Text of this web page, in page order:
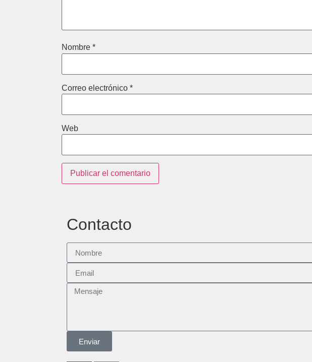
Nombre *
Correo electrónico *
Web
Contacto
Enviar